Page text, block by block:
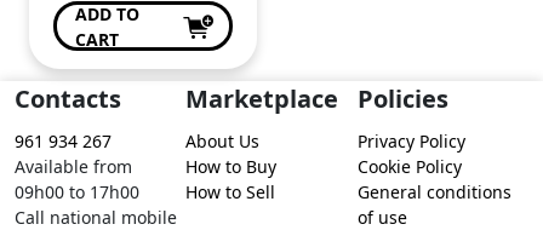
ADD TO
CART
Contacts
961 934 267
Available from
09h00 to 17h00
Call national mobile
Marketplace
About Us
How to Buy
How to Sell
Policies
Privacy Policy
Cookie Policy
General conditions
of use